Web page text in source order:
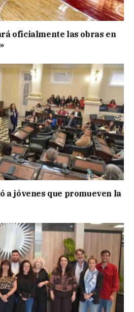
oficialmente las obras en
a jóvenes que promueven la